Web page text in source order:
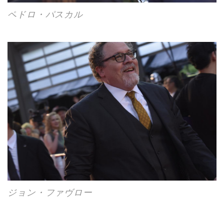
ペドロ・パスカル
ジョン・ファヴロー